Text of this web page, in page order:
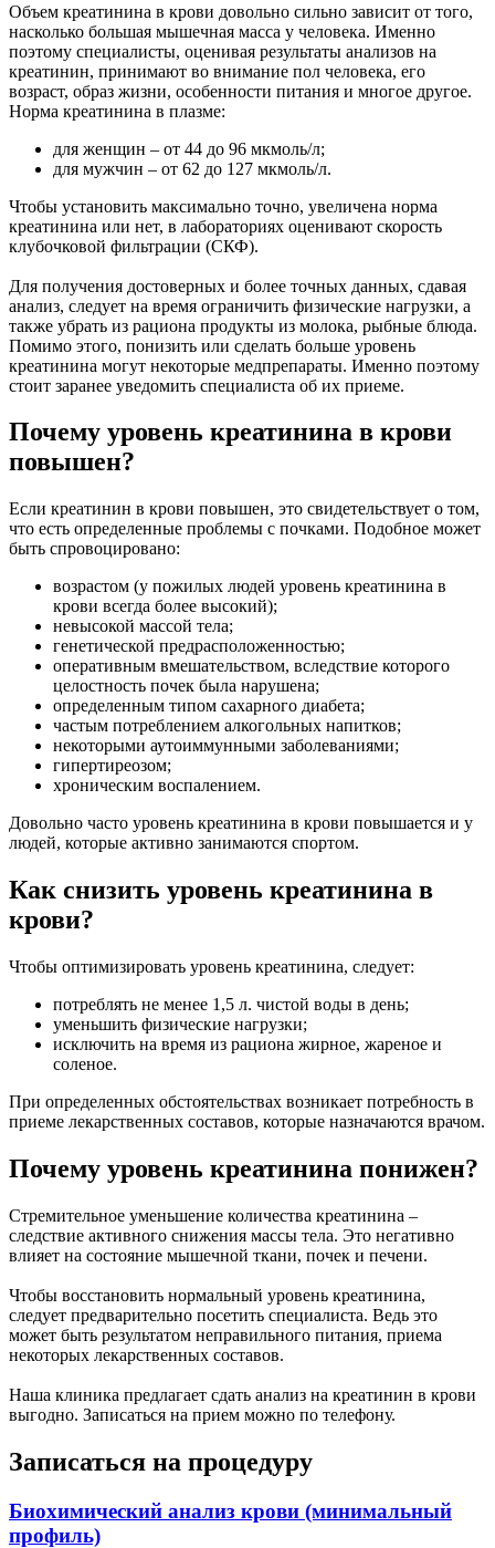
Объем креатинина в крови довольно сильно зависит от того,
насколько большая мышечная масса у человека. Именно
поэтому специалисты, оценивая результаты анализов на
креатинин, принимают во внимание пол человека, его
возраст, образ жизни, особенности питания и многое другое.
Норма креатинина в плазме:
для женщин – от 44 до 96 мкмоль/л;
для мужчин – от 62 до 127 мкмоль/л.
Чтобы установить максимально точно, увеличена норма
креатинина или нет, в лабораториях оценивают скорость
клубочковой фильтрации (СКФ).
Для получения достоверных и более точных данных, сдавая
анализ, следует на время ограничить физические нагрузки, а
также убрать из рациона продукты из молока, рыбные блюда.
Помимо этого, понизить или сделать больше уровень
креатинина могут некоторые медпрепараты. Именно поэтому
стоит заранее уведомить специалиста об их приеме.
Почему уровень креатинина в крови
повышен?
Если креатинин в крови повышен, это свидетельствует о том,
что есть определенные проблемы с почками. Подобное может
быть спровоцировано:
возрастом (у пожилых людей уровень креатинина в
крови всегда более высокий);
невысокой массой тела;
генетической предрасположенностью;
оперативным вмешательством, вследствие которого
целостность почек была нарушена;
определенным типом сахарного диабета;
частым потреблением алкогольных напитков;
некоторыми аутоиммунными заболеваниями;
гипертиреозом;
хроническим воспалением.
Довольно часто уровень креатинина в крови повышается и у
людей, которые активно занимаются спортом.
Как снизить уровень креатинина в
крови?
Чтобы оптимизировать уровень креатинина, следует:
потреблять не менее 1,5 л. чистой воды в день;
уменьшить физические нагрузки;
исключить на время из рациона жирное, жареное и
соленое.
При определенных обстоятельствах возникает потребность в
приеме лекарственных составов, которые назначаются врачом.
Почему уровень креатинина понижен?
Стремительное уменьшение количества креатинина –
следствие активного снижения массы тела. Это негативно
влияет на состояние мышечной ткани, почек и печени.
Чтобы восстановить нормальный уровень креатинина,
следует предварительно посетить специалиста. Ведь это
может быть результатом неправильного питания, приема
некоторых лекарственных составов.
Наша клиника предлагает сдать анализ на креатинин в крови
выгодно. Записаться на прием можно по телефону.
Записаться на процедуру
Биохимический анализ крови (минимальный
профиль)